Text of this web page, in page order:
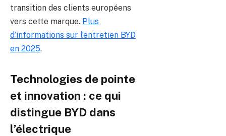
transition des clients européens
vers cette marque. Plus
d’informations sur l’entretien BYD
en 2025.
Technologies de pointe
et innovation : ce qui
distingue BYD dans
l’électrique